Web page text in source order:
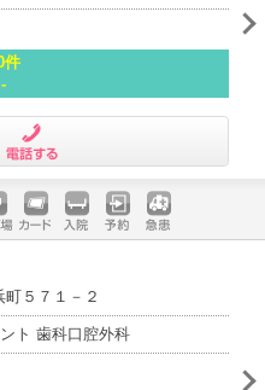
件
クレジッ
入院 予約 急患
５７１－２
ト 歯科口腔外科